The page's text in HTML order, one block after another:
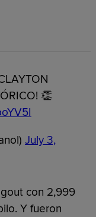
👏
July 3,
con 2,999
Y fueron